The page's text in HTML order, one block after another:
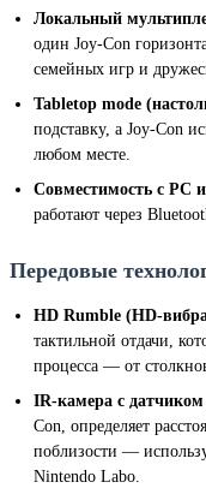
Локальный
один Joy-Con
семейных игр и
Tabletop mode
подставку, а Joy-Con
любом месте.
Совместимость с PC
работают через
Передовые
HD Rumble (HD-
тактильной отдачи,
процесса — от
IR-камера с
Con, определяет
поблизости —
Nintendo Labo.